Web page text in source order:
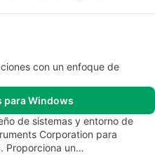
con un enfoque de
para Windows
de sistemas y entorno de
Corporation para
Proporciona un…